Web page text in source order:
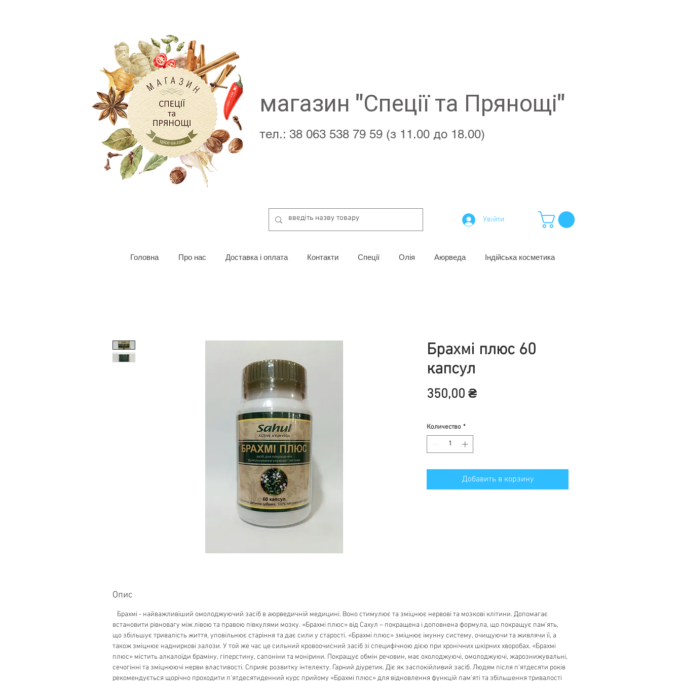
магазин "Спеції та Прянощі"
тел.: 38 063 538 79 59 (з 11.00 до 18.00)
Увійти
Головна Про нас Доставка і оплата Контакти Спеції Олія Аюрведа Індійська косметика
Брахмі плюс 60
капсул
350,00 ₴Цена
Количество *
Добавить в корзину
Опис
Брахмі - найважливіший омолоджуючий засіб в аюрведичній медицині. Воно стимулює та зміцнює нервові та мозкові клітини. Допомагає
встановити рівновагу між лівою та правою півкулями мозку. «Брахмі плюс» від Сахул – покращена і доповнена формула, що покращує пам'ять,
що збільшує тривалість життя, уповільнює старіння та дає сили у старості. «Брахмі плюс» зміцнює імунну систему, очищуючи та живлячи її, а
також зміцнює надниркові залози. У той же час це сильний кровоочисний засіб зі специфічною дією при хронічних шкірних хворобах. «Брахмі
плюс» містить алкалоїди браміну, гіперстину, сапоніни та монірини. Покращує обмін речовин, має охолоджуючі, омолоджуючі, жарознижувальні,
сечогінні та зміцнюючі нерви властивості. Сприяє розвитку інтелекту. Гарний діуретик. Діє як заспокійливий засіб. Людям після п'ятдесяти років
рекомендується щорічно проходити п'ятдесятиденний курс прийому «Брахмі плюс» для відновлення функцій пам'яті та збільшення тривалості